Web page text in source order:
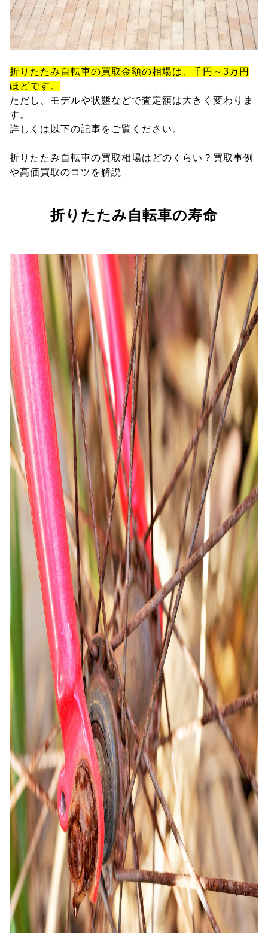
折りたたみ自転車の買取金額の相場は、千円～3万円
ほどです。
ただし、モデルや状態などで査定額は大きく変わりま
す。
詳しくは以下の記事をご覧ください。
折りたたみ自転車の買取相場はどのくらい？買取事例
や高価買取のコツを解説
折りたたみ自転車の寿命